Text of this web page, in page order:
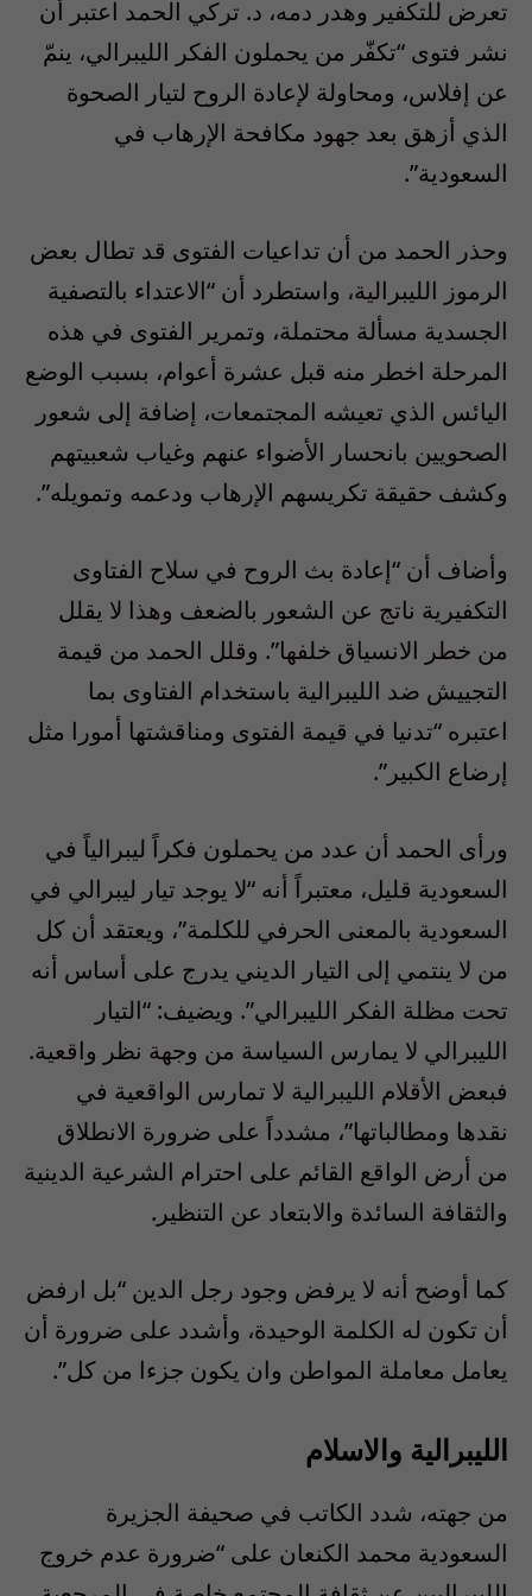
تعرض للتكفير وهدر دمه، د. تركي الحمد اعتبر أن
نشر فتوى “تكفّر من يحملون الفكر الليبرالي، ينمّ
عن إفلاس، ومحاولة لإعادة الروح لتيار الصحوة
الذي أزهق بعد جهود مكافحة الإرهاب في
السعودية”.
وحذر الحمد من أن تداعيات الفتوى قد تطال بعض
الرموز الليبرالية، واستطرد أن “الاعتداء بالتصفية
الجسدية مسألة محتملة، وتمرير الفتوى في هذه
المرحلة اخطر منه قبل عشرة أعوام، بسبب الوضع
اليائس الذي تعيشه المجتمعات، إضافة إلى شعور
الصحويين بانحسار الأضواء عنهم وغياب شعبيتهم
وكشف حقيقة تكريسهم الإرهاب ودعمه وتمويله”.
وأضاف أن “إعادة بث الروح في سلاح الفتاوى
التكفيرية ناتج عن الشعور بالضعف وهذا لا يقلل
من خطر الانسياق خلفها”. وقلل الحمد من قيمة
التجييش ضد الليبرالية باستخدام الفتاوى بما
اعتبره “تدنيا في قيمة الفتوى ومناقشتها أمورا مثل
إرضاع الكبير”.
ورأى الحمد أن عدد من يحملون فكراً ليبرالياً في
السعودية قليل، معتبراً أنه “لا يوجد تيار ليبرالي في
السعودية بالمعنى الحرفي للكلمة”، ويعتقد أن كل
من لا ينتمي إلى التيار الديني يدرج على أساس أنه
تحت مظلة الفكر الليبرالي”. ويضيف: “التيار
الليبرالي لا يمارس السياسة من وجهة نظر واقعية.
فبعض الأقلام الليبرالية لا تمارس الواقعية في
نقدها ومطالباتها”، مشدداً على ضرورة الانطلاق
من أرض الواقع القائم على احترام الشرعية الدينية
والثقافة السائدة والابتعاد عن التنظير.
كما أوضح أنه لا يرفض وجود رجل الدين “بل ارفض
أن تكون له الكلمة الوحيدة، وأشدد على ضرورة أن
يعامل معاملة المواطن وان يكون جزءا من كل”.
الليبرالية والاسلام
من جهته، شدد الكاتب في صحيفة الجزيرة
السعودية محمد الكنعان على “ضرورة عدم خروج